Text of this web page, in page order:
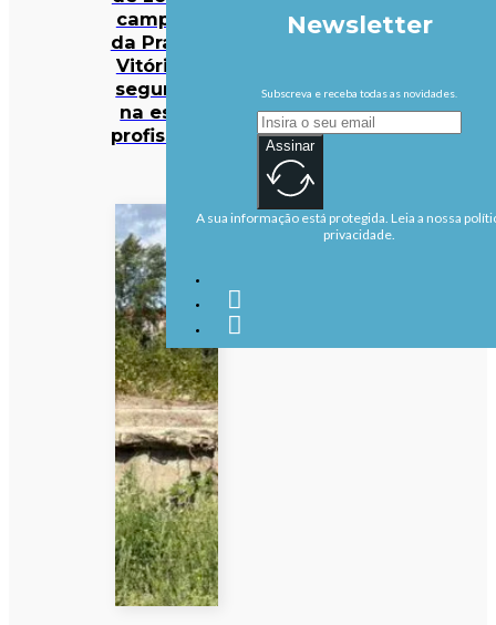
campismo
da Praia da
Vitória em
segurança
na escola
profissional
Newsletter
Subscreva e receba todas as novidades.
Assinar
A sua informação está protegida. Leia a nossa
privacidade.